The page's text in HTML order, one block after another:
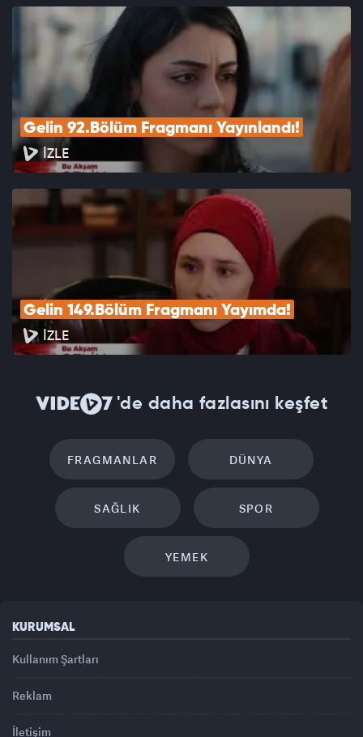
Gelin 92.Bölüm Fragmanı Yayınlandı!
İZLE
Gelin 149.Bölüm Fragmanı Yayımda!
İZLE
'de daha fazlasını keşfet
FRAGMANLAR DÜNYA
SAĞLIK SPOR
YEMEK
KURUMSAL
Kullanım Şartları
Reklam
İletişim